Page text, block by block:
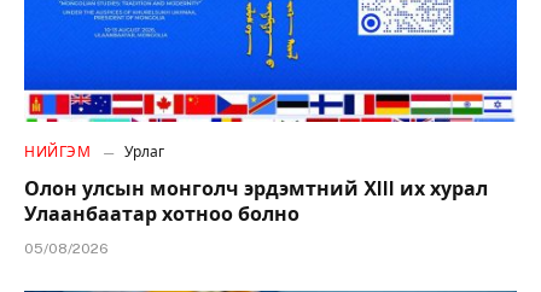
НИЙГЭМ Урлаг
Олон улсын монголч эрдэмтний XIII их хурал
Улаанбаатар хотноо болно
05/08/2026